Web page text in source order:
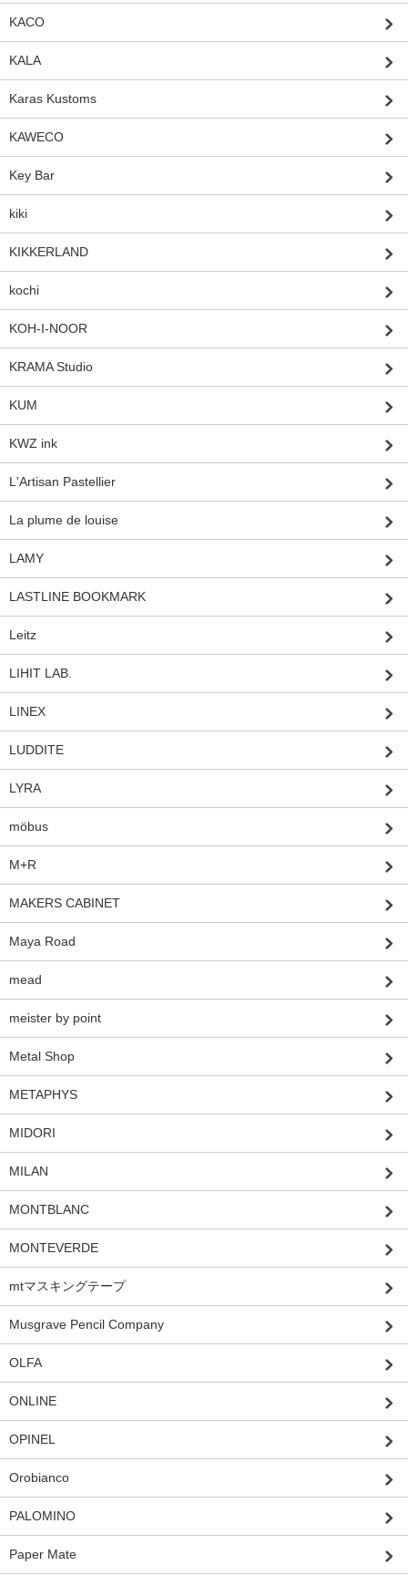
KACO
KALA
Karas Kustoms
KAWECO
Key Bar
kiki
KIKKERLAND
kochi
KOH-I-NOOR
KRAMA Studio
KUM
KWZ ink
L'Artisan Pastellier
La plume de louise
LAMY
LASTLINE BOOKMARK
Leitz
LIHIT LAB.
LINEX
LUDDITE
LYRA
möbus
M+R
MAKERS CABINET
Maya Road
mead
meister by point
Metal Shop
METAPHYS
MIDORI
MILAN
MONTBLANC
MONTEVERDE
mtマスキングテープ
Musgrave Pencil Company
OLFA
ONLINE
OPINEL
Orobianco
PALOMINO
Paper Mate